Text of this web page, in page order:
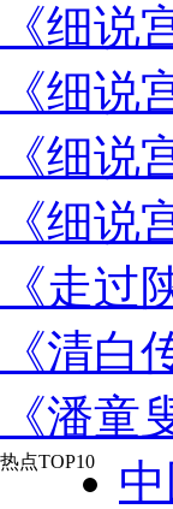
《细
《细
《细
《细
《走过
《清白
《潘童
热点TOP10